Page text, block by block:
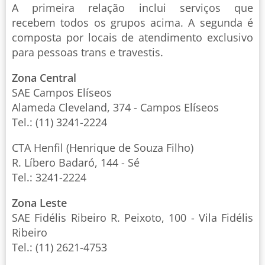
A primeira relação inclui serviços que
recebem todos os grupos acima. A segunda é
composta por locais de atendimento exclusivo
para pessoas trans e travestis.
Zona Central
SAE Campos Elíseos
Alameda Cleveland, 374 - Campos Elíseos
Tel.: (11) 3241-2224
CTA Henfil (Henrique de Souza Filho)
R. Líbero Badaró, 144 - Sé
Tel.: 3241-2224
Zona Leste
SAE Fidélis Ribeiro R. Peixoto, 100 - Vila Fidélis
Ribeiro
Tel.: (11) 2621-4753